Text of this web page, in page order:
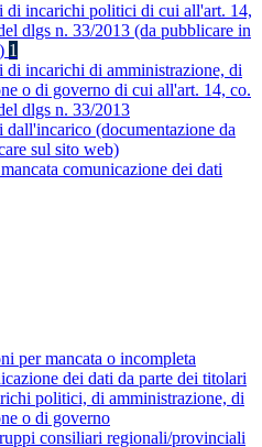
di incarichi politici di cui all'art. 14,
dlgs n. 33/2013 (da pubblicare in
1
di incarichi di amministrazione, di
o di governo di cui all'art. 14, co.
dlgs n. 33/2013
dall'incarico (documentazione da
sul sito web)
comunicazione dei dati
per mancata o incompleta
dei dati da parte dei titolari
politici, di amministrazione, di
o di governo
consiliari regionali/provinciali